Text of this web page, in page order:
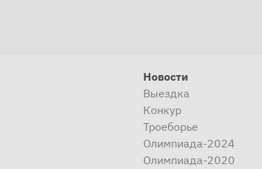
Новости
Выездка
Конкур
Троеборье
Олимпиада-2024
Олимпиада-2020